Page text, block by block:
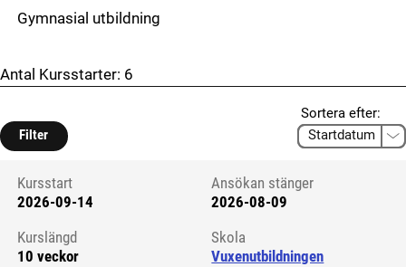
Gymnasial utbildning
Antal Kursstarter: 6
Filter
Sortera efter:
Kursstart 6326746
Kursstart
2026-09-14
Ansökan stänger
2026-08-09
Kurslängd
10 veckor
Skola
Vuxenutbildningen